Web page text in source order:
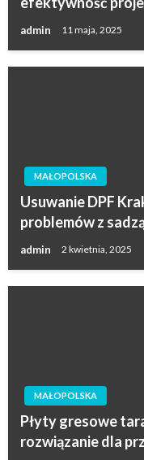
admin 11 maja, 2025
MAŁOPOLSKA
Usuwanie DPF
problemów z
admin 2 kwietnia, 2025
MAŁOPOLSKA
Płyty gresowe
rozwiązanie dla